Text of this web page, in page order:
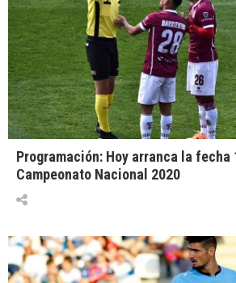
Programación: Hoy arranca la fecha
Campeonato Nacional 2020